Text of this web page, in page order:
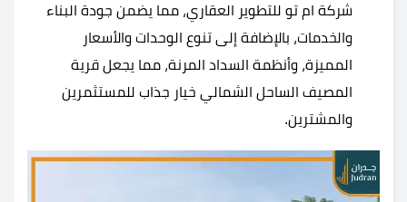
شركة ام تو للتطوير العقاري، مما يضمن جودة البناء
والخدمات، بالإضافة إلى تنوع الوحدات والأسعار
المميزة، وأنظمة السداد المرنة، مما يجعل قرية
المصيف الساحل الشمالي خيار جذاب للمستثمرين
والمشترين.